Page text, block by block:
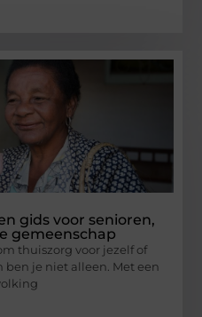
gids voor senioren,
gemeenschap
thuiszorg voor jezelf of
ben je niet alleen. Met een